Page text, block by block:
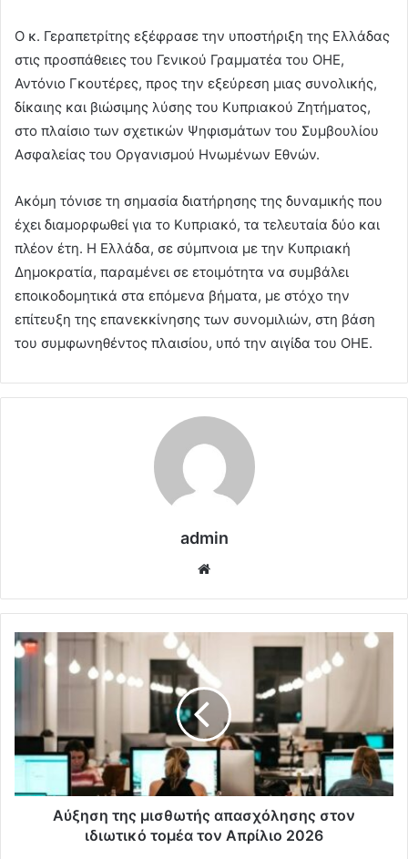
Ο κ. Γεραπετρίτης εξέφρασε την υποστήριξη της Ελλάδας
στις προσπάθειες του Γενικού Γραμματέα του ΟΗΕ,
Αντόνιο Γκουτέρες, προς την εξεύρεση μιας συνολικής,
δίκαιης και βιώσιμης λύσης του Κυπριακού Ζητήματος,
στο πλαίσιο των σχετικών Ψηφισμάτων του Συμβουλίου
Ασφαλείας του Οργανισμού Ηνωμένων Εθνών.
Ακόμη τόνισε τη σημασία διατήρησης της δυναμικής που
έχει διαμορφωθεί για το Κυπριακό, τα τελευταία δύο και
πλέον έτη. Η Ελλάδα, σε σύμπνοια με την Κυπριακή
Δημοκρατία, παραμένει σε ετοιμότητα να συμβάλει
εποικοδομητικά στα επόμενα βήματα, με στόχο την
επίτευξη της επανεκκίνησης των συνομιλιών, στη βάση
του συμφωνηθέντος πλαισίου, υπό την αιγίδα του ΟΗΕ.
admin
Αύξηση της μισθωτής απασχόλησης στον
ιδιωτικό τομέα τον Απρίλιο 2026